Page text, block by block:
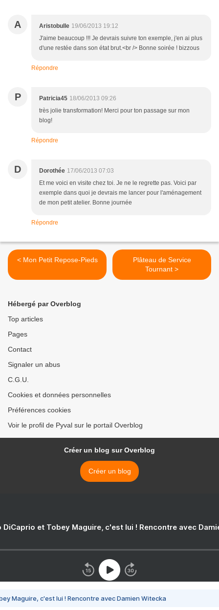
A Aristobulle 19/06/2013 19:12
J'aime beaucoup !!! Je devrais suivre ton exemple, j'en ai plus
d'une restée dans son état brut.<br /> Bonne soirée ! bizzous
Répondre
P Patricia45 18/06/2013 09:26
très jolie transformation! Merci pour ton passage sur mon
blog!
Répondre
D Dorothée 17/06/2013 07:03
Et me voici en visite chez toi. Je ne le regrette pas. Voici par
exemple dans quoi je devrais me lancer pour l'aménagement
de mon petit atelier. Bonne journée
Répondre
< Mon Petit Repose-Pieds
Plâteau de Service
Tournant >
Hébergé par Overblog
Top articles
Pages
Contact
Signaler un abus
C.G.U.
Cookies et données personnelles
Préférences cookies
Voir le profil de Pyval sur le portail Overblog
Créer un blog sur Overblog
Créer un blog
DiCaprio et Tobey Maguire, c'est lui ! Rencontre avec
Maguire, c'est lui ! Rencontre avec Damien Witecka